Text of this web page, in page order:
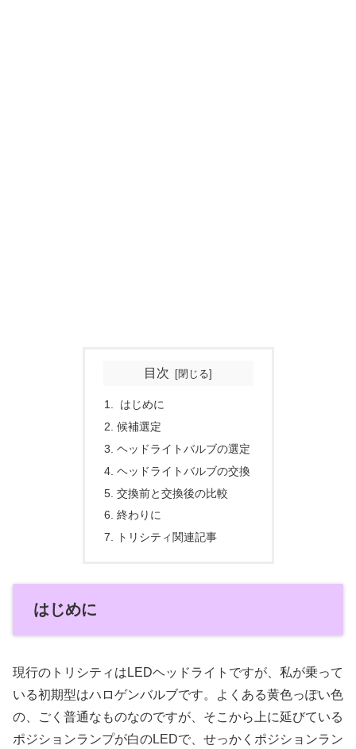
目次
はじめに
候補選定
ヘッドライトバルブの選定
ヘッドライトバルブの交換
交換前と交換後の比較
終わりに
トリシティ関連記事
はじめに
現行のトリシティはLEDヘッドライトですが、私が乗って
いる初期型はハロゲンバルブです。よくある黄色っぽい色
の、ごく普通なものなのですが、そこから上に延びている
ポジションランプが白のLEDで、せっかくポジションラン